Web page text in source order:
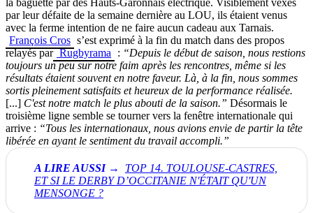
par leur défaite de la semaine dernière au LOU, ils étaient venus
avec la ferme intention de ne faire aucun cadeau aux Tarnais.
François Cros s’est exprimé à la fin du match dans des propos
relayés par Rugbyrama : “Depuis le début de saison, nous restions
toujours un peu sur notre faim après les rencontres, même si les
résultats étaient souvent en notre faveur. Là, à la fin, nous sommes
sortis pleinement satisfaits et heureux de la performance réalisée.
[...] C'est notre match le plus abouti de la saison.” Désormais le
troisième ligne semble se tourner vers la fenêtre internationale qui
arrive : “Tous les internationaux, nous avions envie de partir la tête
libérée en ayant le sentiment du travail accompli.”
TOP 14. TOULOUSE-CASTRES,
ET SI LE DERBY D’OCCITANIE N'ÉTAIT QU'UN
MENSONGE ?